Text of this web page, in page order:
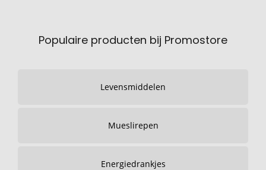
Populaire producten bij Promostore
Levensmiddelen
Mueslirepen
Energiedrankjes